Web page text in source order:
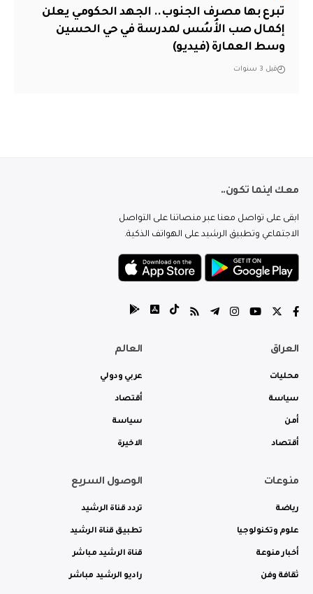
تبرع بها مصرف الجنوب.. الجهد الحكومي يعلن
إكمال صب الأُسُس لمدرسة في حي الحسين
وسط العمارة (فيديو)
قبل 3 سنوات
معك اينما تكون..
ابقى على تواصل معنا عبر منصاتنا على التواصل
الاجتماعي وتطبيق الرشيد على الهواتف الذكية.
العراق
محليات
سياسة
أمن
أقتصاد
العالم
عربي ودولي
أقتصاد
سياسة
الاخيرة
منوعات
رياضة
علوم وتكنولوجيا
أخبار منوعة
ثقافة وفن
الوصول السريع
تردد قناة الرشيد
تطبيق قناة الرشيد
قناة الرشيد مباشر
راديو الرشيد مباشر